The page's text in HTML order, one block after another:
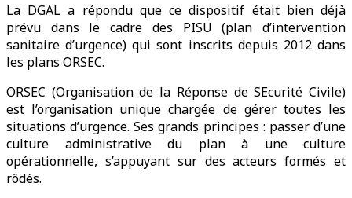
La DGAL a répondu que ce dispositif était bien déjà
prévu dans le cadre des PISU (plan d’intervention
sanitaire d’urgence) qui sont inscrits depuis 2012 dans
les plans ORSEC.
ORSEC (Organisation de la Réponse de SEcurité Civile)
est l’organisation unique chargée de gérer toutes les
situations d’urgence. Ses grands principes : passer d’une
culture administrative du plan à une culture
opérationnelle, s’appuyant sur des acteurs formés et
rôdés.